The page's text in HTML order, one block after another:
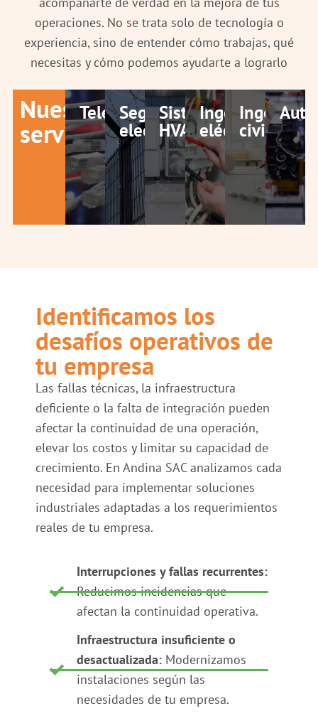
operaciones. No se trata solo de tecnología o
experiencia, sino de entender cómo trabajas, qué
necesitas y cómo podemos ayudarte a lograrlo
Nuestros
servicios
Telecomunicaciones
Seguridad
electrónica
Sistema
HVAC
Ingeniería
eléctrica
Ingeniería
civil
Identificamos los
desafíos operativos de
tu empresa
Las fallas técnicas, la infraestructura
deficiente o la falta de integración pueden
afectar la continuidad de una operación,
elevar los costos y limitar su capacidad de
crecimiento. En Andina SAC analizamos cada
necesidad para implementar soluciones
industriales adaptadas a los requerimientos
reales de tu empresa.
Interrupciones y fallas recurrentes:
Reducimos incidencias que
afectan la continuidad operativa.
Infraestructura insuficiente o
desactualizada: Modernizamos
instalaciones según las
necesidades de tu empresa.